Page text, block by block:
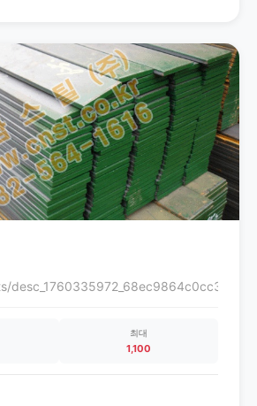
desc_1760335972_68ec9864c0cc3.gif
최대
1,100